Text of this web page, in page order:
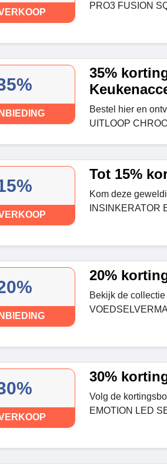
PRO3 FUSION
35%
Bestel hier en
UITLOOP
Tot 15%
Kom deze
INSINKERATOR
20%
Bekijk de
30%
Volg de
EMOTION LED